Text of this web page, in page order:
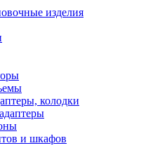
изделия
колодки
и шкафов